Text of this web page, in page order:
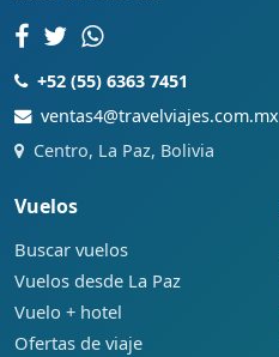
+52 (55) 6363 7451
ventas4@travelviajes.com.mx
Centro, La Paz, Bolivia
Vuelos
Buscar vuelos
Vuelos desde La Paz
Vuelo + hotel
Ofertas de viaje